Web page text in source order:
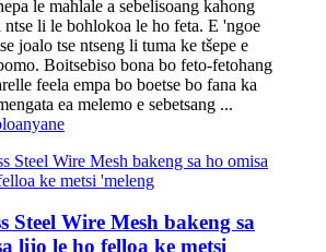
le mahlale a sebelisoang kahong
ntse li le bohlokoa le ho feta. E 'ngoe
joalo tse ntseng li tuma ke tšepe e
Boitsebiso bona bo feto-fetohang
feela empa bo boetse bo fana ka
ea melemo e sebetsang ...
Steel Wire Mesh bakeng sa
lijo le ho felloa ke metsi